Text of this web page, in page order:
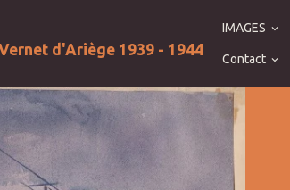
d'Ariège 1939 - 1944
IMAGES
Contact